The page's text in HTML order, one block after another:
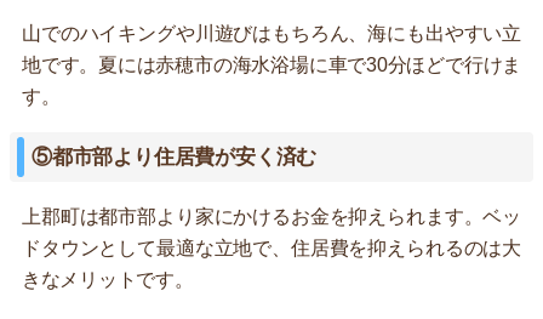
山でのハイキングや川遊びはもちろん、海にも出やすい立
地です。夏には赤穂市の海水浴場に車で30分ほどで行けま
す。
⑤都市部より住居費が安く済む
上郡町は都市部より家にかけるお金を抑えられます。ベッ
ドタウンとして最適な立地で、住居費を抑えられるのは大
きなメリットです。